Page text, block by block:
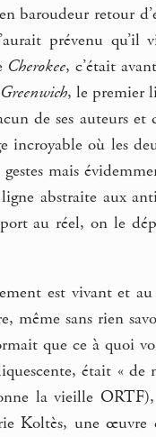
baroudeur retour
prévenu qu’il
Cherokee, c’était
, le premier
de ses auteurs et
incroyable où les
mais
abstraite aux
au réel, on le
est vivant et
sans rien
que ce à quoi
était « de
la vieille
Koltès, une